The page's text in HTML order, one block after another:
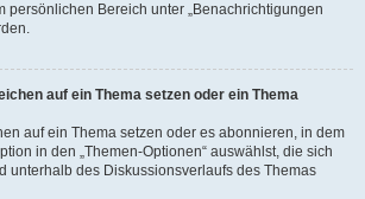
persönlichen Bereich unter „Benachrichtigungen
auf ein Thema setzen oder ein Thema
auf ein Thema setzen oder es abonnieren, in dem
in den „Themen-Optionen“ auswählst, die sich
unterhalb des Diskussionsverlaufs des Themas